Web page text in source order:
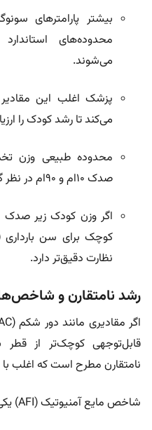
بیشتر پارامترهای
محدوده‌های
می‌شوند.
پزشک اغلب این
می‌کند تا رشد کودک را
صدک ۱۰ام و ۹۰ام در نظر گرفته می‌شود.
اگر وزن کودک زیر
نظارت دقیق‌تر دارد.
رشد نامتقارن و
نامتقارن مطرح است که اغلب
شاخص مایع آمنیوتیک (AFI) یکی دیگر از نشانگرهای مهم است: